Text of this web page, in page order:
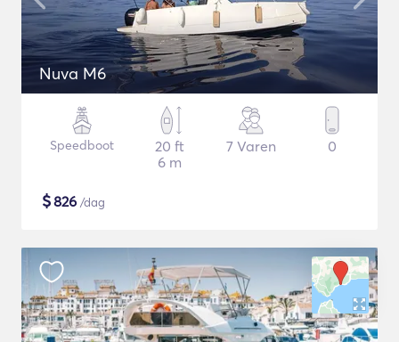
Nuva M6
Speedboot
20 ft
6 m
7 Varen 0
$826 /dag